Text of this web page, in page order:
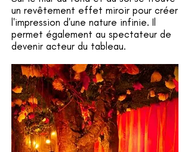
un revêtement effet miroir pour créer
l'impression d'une nature infinie. Il
permet également au spectateur de
devenir acteur du tableau.